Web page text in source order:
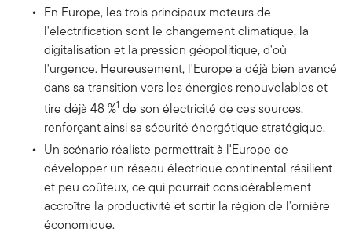
En Europe, les trois principaux moteurs de
l'électrification sont le changement climatique, la
digitalisation et la pression géopolitique, d'où
l'urgence. Heureusement, l'Europe a déjà bien avancé
dans sa transition vers les énergies renouvelables et
tire déjà 48 %1 de son électricité de ces sources,
renforçant ainsi sa sécurité énergétique stratégique.
Un scénario réaliste permettrait à l'Europe de
développer un réseau électrique continental résilient
et peu coûteux, ce qui pourrait considérablement
accroître la productivité et sortir la région de l'ornière
économique.